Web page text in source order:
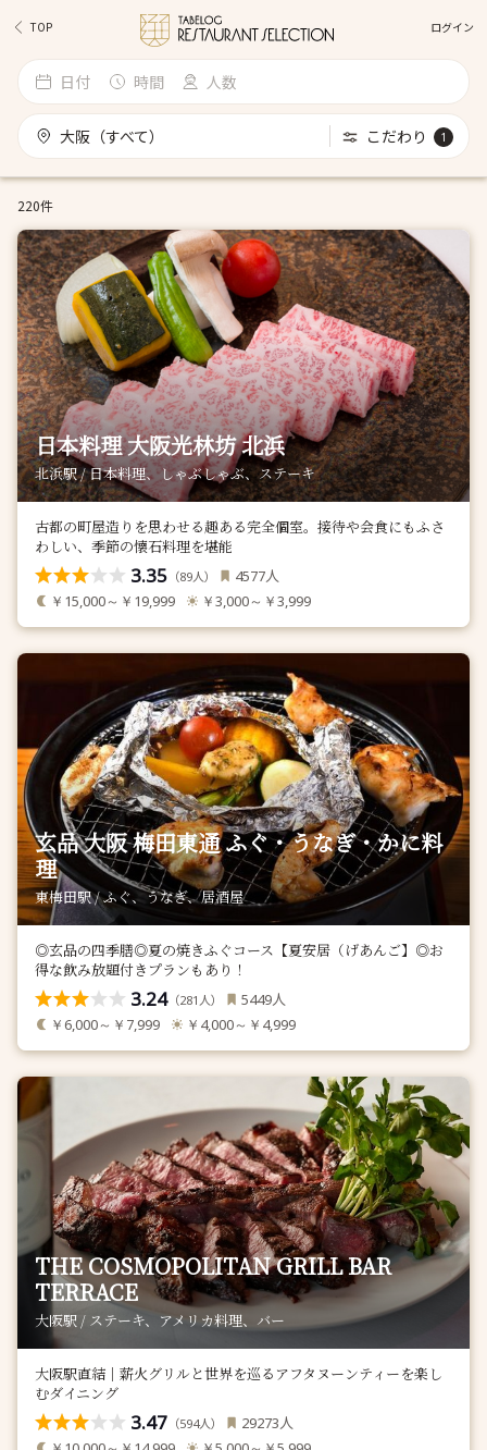
TOP ログイン
日付 時間 人数
大阪（すべて） こだわり 1
220件
日本料理 大阪光林坊 北浜
北浜駅 / 日本料理、しゃぶしゃぶ、ステーキ
古都の町屋造りを思わせる趣ある完全個室。接待や会食にもふさ
わしい、季節の懐石料理を堪能
3.35 （89人） 4577人
￥15,000～￥19,999 ￥3,000～￥3,999
玄品 大阪 梅田東通 ふぐ・うなぎ・かに料
理
東梅田駅 / ふぐ、うなぎ、居酒屋
◎玄品の四季膳◎夏の焼きふぐコース【夏安居（げあんご】◎お
得な飲み放題付きプランもあり！
3.24（281 人） 5449人
￥6,000～￥7,999 ￥4,000～￥4,999
THE COSMOPOLITAN GRILL BAR
TERRACE
大阪駅 / ステーキ、アメリカ料理、バー
大阪駅直結｜薪火グリルと世界を巡るアフタヌーンティーを楽し
むダイニング
3.47 （594人） 29273人